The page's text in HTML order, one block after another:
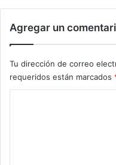
Agregar un
Tu dirección de correo
requeridos están marcados